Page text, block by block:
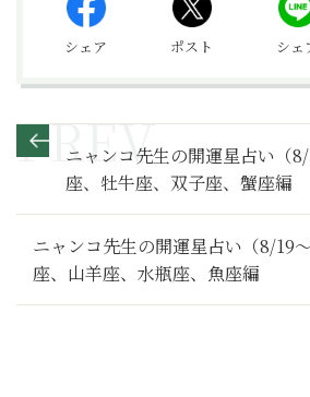
シェア ポスト シェ
ニャンコ先生の開運星占い（
座、牡牛座、双子座、蟹座編
ニャンコ先生の開運星占い（8/19
座、山羊座、水瓶座、魚座編